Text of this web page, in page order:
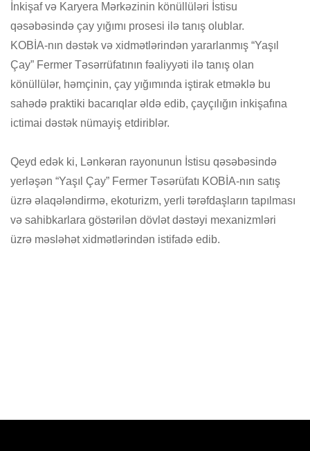
İnkişaf və Karyera Mərkəzinin könüllüləri İstisu
qəsəbəsində çay yığımı prosesi ilə tanış olublar.
KOBİA-nın dəstək və xidmətlərindən yararlanmış “Yaşıl
Çay” Fermer Təsərrüfatının fəaliyyəti ilə tanış olan
könüllülər, həmçinin, çay yığımında iştirak etməklə bu
sahədə praktiki bacarıqlar əldə edib, çayçılığın inkişafına
ictimai dəstək nümayiş etdiriblər.
Qeyd edək ki, Lənkəran rayonunun İstisu qəsəbəsində
yerləşən “Yaşıl Çay” Fermer Təsərüfatı KOBİA-nın satış
üzrə əlaqələndirmə, ekoturizm, yerli tərəfdaşların tapılması
və sahibkarlara göstərilən dövlət dəstəyi mexanizmləri
üzrə məsləhət xidmətlərindən istifadə edib.